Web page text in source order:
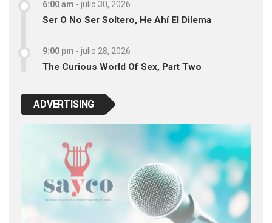
6:00 am - julio 30, 2026
Ser O No Ser Soltero, He Ahí El Dilema
9:00 pm - julio 28, 2026
The Curious World Of Sex, Part Two
ADVERTISING